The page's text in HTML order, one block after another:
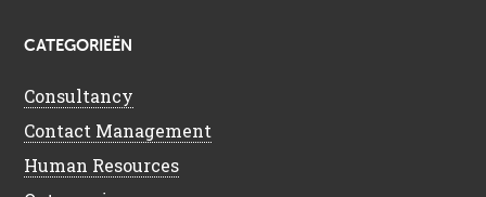
CATEGORIEËN
Consultancy
Contact Management
Human Resources